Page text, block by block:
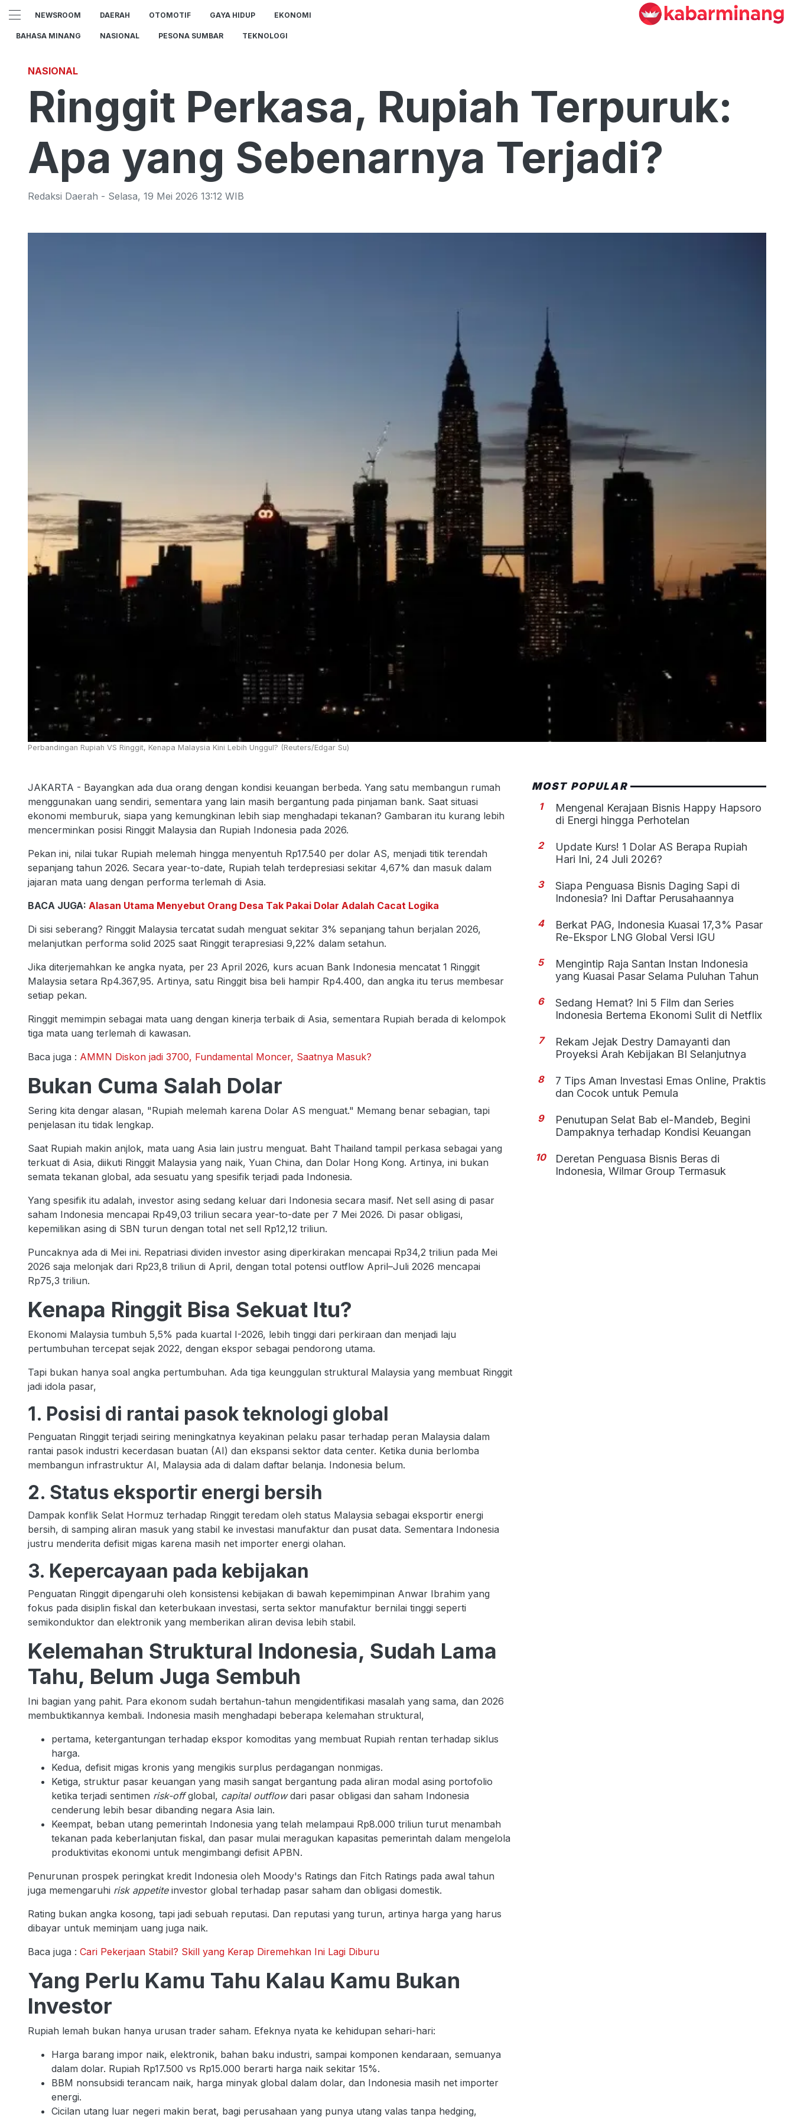
NEWSROOM DAERAH OTOMOTIF GAYA HIDUP EKONOMI
BAHASA MINANG NASIONAL PESONA SUMBAR TEKNOLOGI
NASIONAL
Ringgit Perkasa, Rupiah Terpuruk:
Apa yang Sebenarnya Terjadi?
Redaksi Daerah - Selasa, 19 Mei 2026 13:12 WIB
Perbandingan Rupiah VS Ringgit, Kenapa Malaysia Kini Lebih Unggul? (Reuters/Edgar Su)
JAKARTA - Bayangkan ada dua orang dengan kondisi keuangan berbeda. Yang satu membangun rumah
menggunakan uang sendiri, sementara yang lain masih bergantung pada pinjaman bank. Saat situasi
ekonomi memburuk, siapa yang kemungkinan lebih siap menghadapi tekanan? Gambaran itu kurang lebih
mencerminkan posisi Ringgit Malaysia dan Rupiah Indonesia pada 2026.
Pekan ini, nilai tukar Rupiah melemah hingga menyentuh Rp17.540 per dolar AS, menjadi titik terendah
sepanjang tahun 2026. Secara year-to-date, Rupiah telah terdepresiasi sekitar 4,67% dan masuk dalam
jajaran mata uang dengan performa terlemah di Asia.
BACA JUGA: Alasan Utama Menyebut Orang Desa Tak Pakai Dolar Adalah Cacat Logika
Di sisi seberang? Ringgit Malaysia tercatat sudah menguat sekitar 3% sepanjang tahun berjalan 2026,
melanjutkan performa solid 2025 saat Ringgit terapresiasi 9,22% dalam setahun.
Jika diterjemahkan ke angka nyata, per 23 April 2026, kurs acuan Bank Indonesia mencatat 1 Ringgit
Malaysia setara Rp4.367,95. Artinya, satu Ringgit bisa beli hampir Rp4.400, dan angka itu terus membesar
setiap pekan.
Ringgit memimpin sebagai mata uang dengan kinerja terbaik di Asia, sementara Rupiah berada di kelompok
tiga mata uang terlemah di kawasan.
Baca juga : AMMN Diskon jadi 3700, Fundamental Moncer, Saatnya Masuk?
Bukan Cuma Salah Dolar
Sering kita dengar alasan, "Rupiah melemah karena Dolar AS menguat." Memang benar sebagian, tapi
penjelasan itu tidak lengkap.
Saat Rupiah makin anjlok, mata uang Asia lain justru menguat. Baht Thailand tampil perkasa sebagai yang
terkuat di Asia, diikuti Ringgit Malaysia yang naik, Yuan China, dan Dolar Hong Kong. Artinya, ini bukan
semata tekanan global, ada sesuatu yang spesifik terjadi pada Indonesia.
Yang spesifik itu adalah, investor asing sedang keluar dari Indonesia secara masif. Net sell asing di pasar
saham Indonesia mencapai Rp49,03 triliun secara year-to-date per 7 Mei 2026. Di pasar obligasi,
kepemilikan asing di SBN turun dengan total net sell Rp12,12 triliun.
Puncaknya ada di Mei ini. Repatriasi dividen investor asing diperkirakan mencapai Rp34,2 triliun pada Mei
2026 saja melonjak dari Rp23,8 triliun di April, dengan total potensi outflow April–Juli 2026 mencapai
Rp75,3 triliun.
Kenapa Ringgit Bisa Sekuat Itu?
Ekonomi Malaysia tumbuh 5,5% pada kuartal I-2026, lebih tinggi dari perkiraan dan menjadi laju
pertumbuhan tercepat sejak 2022, dengan ekspor sebagai pendorong utama.
Tapi bukan hanya soal angka pertumbuhan. Ada tiga keunggulan struktural Malaysia yang membuat Ringgit
jadi idola pasar,
1. Posisi di rantai pasok teknologi global
Penguatan Ringgit terjadi seiring meningkatnya keyakinan pelaku pasar terhadap peran Malaysia dalam
rantai pasok industri kecerdasan buatan (AI) dan ekspansi sektor data center. Ketika dunia berlomba
membangun infrastruktur AI, Malaysia ada di dalam daftar belanja. Indonesia belum.
2. Status eksportir energi bersih
Dampak konflik Selat Hormuz terhadap Ringgit teredam oleh status Malaysia sebagai eksportir energi
bersih, di samping aliran masuk yang stabil ke investasi manufaktur dan pusat data. Sementara Indonesia
justru menderita defisit migas karena masih net importer energi olahan.
3. Kepercayaan pada kebijakan
Penguatan Ringgit dipengaruhi oleh konsistensi kebijakan di bawah kepemimpinan Anwar Ibrahim yang
fokus pada disiplin fiskal dan keterbukaan investasi, serta sektor manufaktur bernilai tinggi seperti
semikonduktor dan elektronik yang memberikan aliran devisa lebih stabil.
Kelemahan Struktural Indonesia, Sudah Lama
Tahu, Belum Juga Sembuh
Ini bagian yang pahit. Para ekonom sudah bertahun-tahun mengidentifikasi masalah yang sama, dan 2026
membuktikannya kembali. Indonesia masih menghadapi beberapa kelemahan struktural,
pertama, ketergantungan terhadap ekspor komoditas yang membuat Rupiah rentan terhadap siklus
harga.
Kedua, defisit migas kronis yang mengikis surplus perdagangan nonmigas.
Ketiga, struktur pasar keuangan yang masih sangat bergantung pada aliran modal asing portofolio
ketika terjadi sentimen risk-offglobal, capital outflowdari pasar obligasi dan saham Indonesia
cenderung lebih besar dibanding negara Asia lain.
Keempat, beban utang pemerintah Indonesia yang telah melampaui Rp8.000 triliun turut menambah
tekanan pada keberlanjutan fiskal, dan pasar mulai meragukan kapasitas pemerintah dalam mengelola
produktivitas ekonomi untuk mengimbangi defisit APBN.
Penurunan prospek peringkat kredit Indonesia oleh Moody's Ratings dan Fitch Ratings pada awal tahun
juga memengaruhi risk appetiteinvestor global terhadap pasar saham dan obligasi domestik.
Rating bukan angka kosong, tapi jadi sebuah reputasi. Dan reputasi yang turun, artinya harga yang harus
dibayar untuk meminjam uang juga naik.
Baca juga : Cari Pekerjaan Stabil? Skill yang Kerap Diremehkan Ini Lagi Diburu
Yang Perlu Kamu Tahu Kalau Kamu Bukan
Investor
Rupiah lemah bukan hanya urusan trader saham. Efeknya nyata ke kehidupan sehari-hari:
Harga barang impor naik, elektronik, bahan baku industri, sampai komponen kendaraan, semuanya
dalam dolar. Rupiah Rp17.500 vs Rp15.000 berarti harga naik sekitar 15%.
BBM nonsubsidi terancam naik, harga minyak global dalam dolar, dan Indonesia masih net importer
energi.
Cicilan utang luar negeri makin berat, bagi perusahaan yang punya utang valas tanpa hedging,
MOST POPULAR
1
Mengenal Kerajaan Bisnis Happy Hapsoro
di Energi hingga Perhotelan
2
Update Kurs! 1 Dolar AS Berapa Rupiah
Hari Ini, 24 Juli 2026?
3
Siapa Penguasa Bisnis Daging Sapi di
Indonesia? Ini Daftar Perusahaannya
4
Berkat PAG, Indonesia Kuasai 17,3% Pasar
Re-Ekspor LNG Global Versi IGU
5
Mengintip Raja Santan Instan Indonesia
yang Kuasai Pasar Selama Puluhan Tahun
6
Sedang Hemat? Ini 5 Film dan Series
Indonesia Bertema Ekonomi Sulit di Netflix
7
Rekam Jejak Destry Damayanti dan
Proyeksi Arah Kebijakan BI Selanjutnya
8
7 Tips Aman Investasi Emas Online, Praktis
dan Cocok untuk Pemula
9
Penutupan Selat Bab el-Mandeb, Begini
Dampaknya terhadap Kondisi Keuangan
10
Deretan Penguasa Bisnis Beras di
Indonesia, Wilmar Group Termasuk